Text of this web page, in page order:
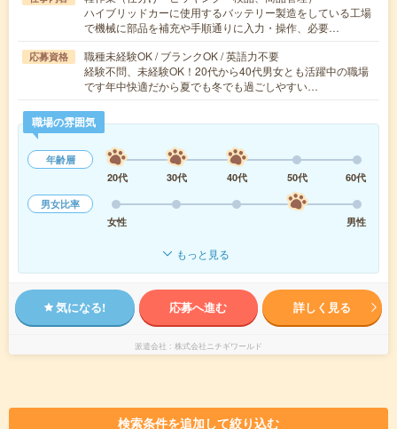
ハイブリッドカーに使用するバッテリー製造をしている工場
で機械に部品を補充や手順通りに入力・操作、必要…
応募資格
職種未経験OK / ブランクOK / 英語力不要
経験不問、未経験OK！20代から40代男女とも活躍中の職場
です年中快適だから夏でも冬でも過ごしやすい…
職場の雰囲気
年齢層
20代
30代 40代 50代
60代
男女比率
女性
男性
もっと見る
気になる! 応募へ進む 詳しく見る
派遣会社 株式会社ニチギワールド
検索条件を追加して絞り込む